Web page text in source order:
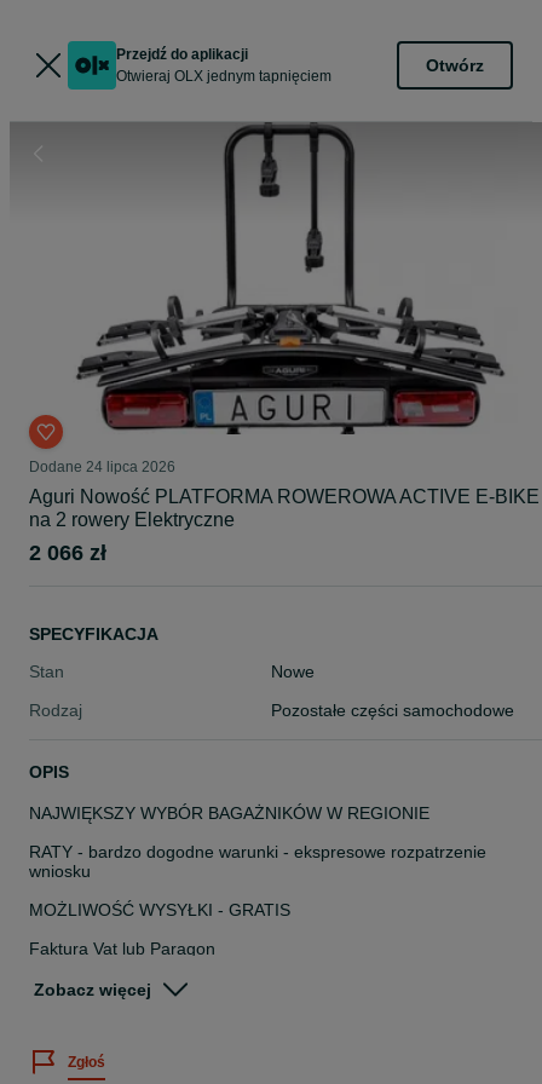
Przejdź do aplikacji
Otwieraj OLX jednym tapnięciem
Otwórz
Dodane 24 lipca 2026
Aguri Nowość PLATFORMA ROWEROWA ACTIVE E-BIKE
na 2 rowery Elektryczne
2 066 zł
SPECYFIKACJA
Stan
Nowe
Rodzaj
Pozostałe części samochodowe
OPIS
NAJWIĘKSZY WYBÓR BAGAŻNIKÓW W REGIONIE
RATY - bardzo dogodne warunki - ekspresowe rozpatrzenie
wniosku
MOŻLIWOŚĆ WYSYŁKI - GRATIS
Faktura Vat lub Paragon
Serdecznie zapraszamy
Bagażniki - KRYST Rybnik
Zobacz więcej
Zgłoś